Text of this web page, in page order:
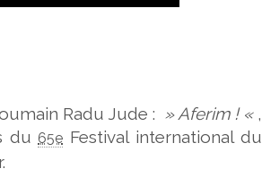
Radu Jude : » Aferim ! « ,
du 65e Festival international du